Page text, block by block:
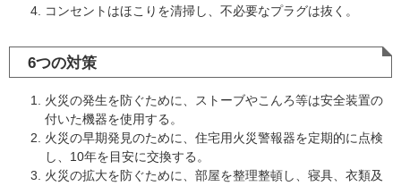
コンセントはほこりを清掃し、不必要なプラグは抜く。
6つの対策
火災の発生を防ぐために、ストーブやこんろ等は安全装置の
付いた機器を使用する。
火災の早期発見のために、住宅用火災警報器を定期的に点検
し、10年を目安に交換する。
火災の拡大を防ぐために、部屋を整理整頓し、寝具、衣類及